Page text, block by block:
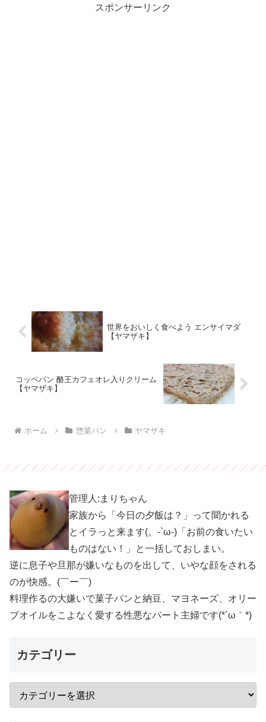
スポンサーリンク
世界をおいしく食べよう エンサイマダ
【ヤマザキ】
コッペパン 酪王カフェオレ入りクリーム
【ヤマザキ】
ホーム 惣菜パン ヤマザキ
管理人:まりちゃん
家族から「今日の夕飯は？」って聞かれる
とイラっと来ます(。-`ω-)「お前の食いたい
ものはない！」と一括しておしまい。
逆に息子や旦那が嫌いなものを出して、いやな顔をされる
のが快感。(￣ー￣)
料理作るの大嫌いで菓子パンと納豆、マヨネーズ、オリー
ブオイルをこよなく愛する性悪なパート主婦です(*´ω｀*)
カテゴリー